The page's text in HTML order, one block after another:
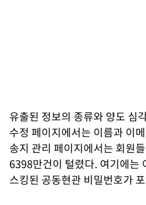
유출된 정보의 종류와 양도 심
수정 페이지에서는 이름과 이
송지 관리 페이지에서는 회원
6398만건이 털렸다. 여기에는
스킹된 공동현관 비밀번호가